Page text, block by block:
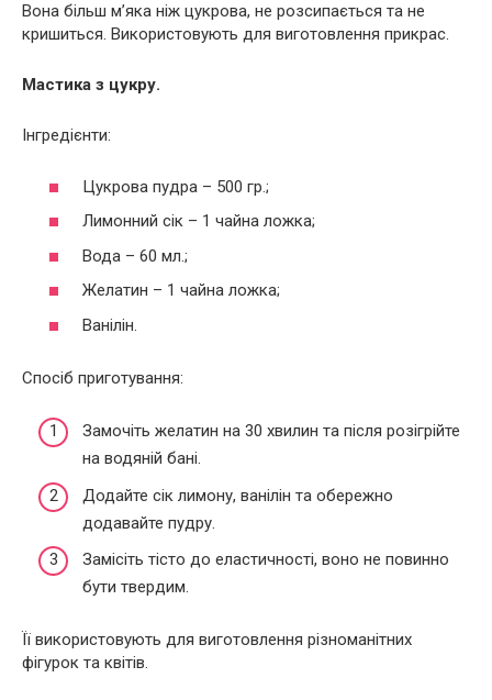
Вона більш м’яка ніж цукрова, не розсипається та не
кришиться. Використовують для виготовлення прикрас.
Мастика з цукру.
Інгредієнти:
Цукрова пудра – 500 гр.;
Лимонний сік – 1 чайна ложка;
Вода – 60 мл.;
Желатин – 1 чайна ложка;
Ванілін.
Спосіб приготування:
Замочіть желатин на 30 хвилин та після розігрійте
на водяній бані.
Додайте сік лимону, ванілін та обережно
додавайте пудру.
Замісіть тісто до еластичності, воно не повинно
бути твердим.
Її використовують для виготовлення різноманітних
фігурок та квітів.